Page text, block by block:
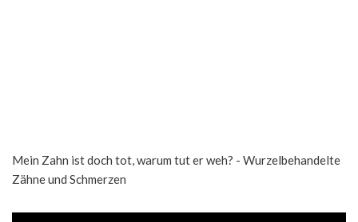
Mein Zahn ist doch tot, warum tut er weh? - Wurzelbehandelte
Zähne und Schmerzen